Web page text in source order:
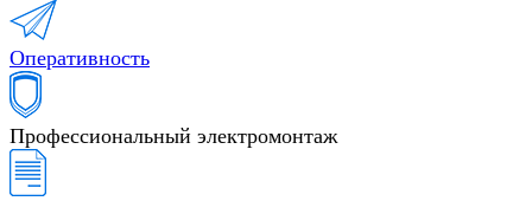
Оперативность
Профессиональный электромонтаж